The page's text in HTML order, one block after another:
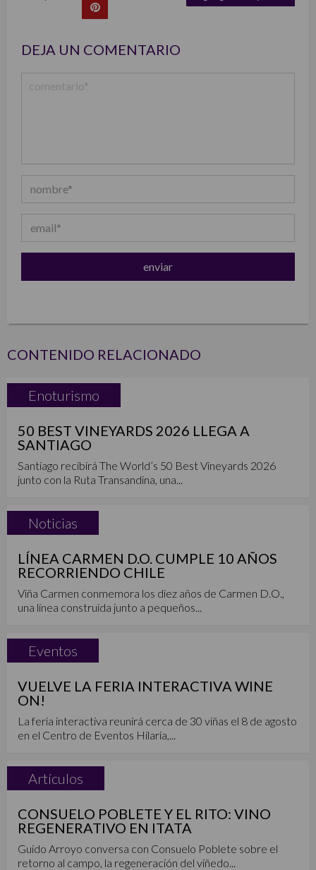
DEJA UN COMENTARIO
CONTENIDO RELACIONADO
Enoturismo
50 BEST VINEYARDS 2026 LLEGA A
SANTIAGO
Santiago recibirá The World’s 50 Best Vineyards 2026
junto con la Ruta Transandina, una...
Noticias
LÍNEA CARMEN D.O. CUMPLE 10 AÑOS
RECORRIENDO CHILE
Viña Carmen conmemora los diez años de Carmen D.O.,
una línea construida junto a pequeños...
Eventos
VUELVE LA FERIA INTERACTIVA WINE
ON!
La feria interactiva reunirá cerca de 30 viñas el 8 de agosto
en el Centro de Eventos Hilaria,...
Artículos
CONSUELO POBLETE Y EL RITO: VINO
REGENERATIVO EN ITATA
Guido Arroyo conversa con Consuelo Poblete sobre el
retorno al campo, la regeneración del viñedo...